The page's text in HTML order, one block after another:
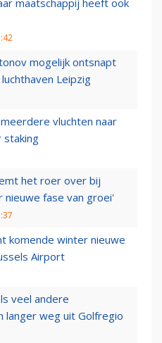
maatschappij heeft ook
mogelijk ontsnapt
Leipzig
vluchten naar
staking
het roer over bij
nieuwe fase van groei'
komende winter nieuwe
Airport
veel andere
langer weg uit Golfregio